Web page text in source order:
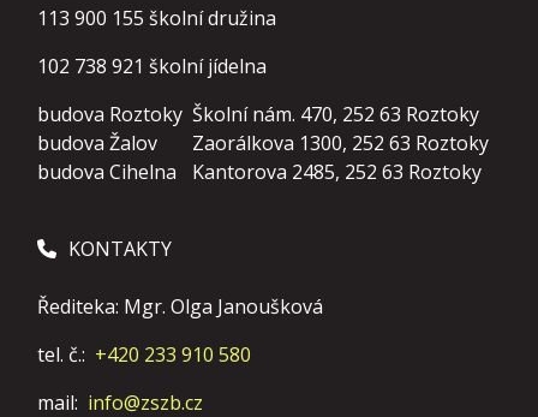
113 900 155 školní družina
102 738 921 školní jídelna
budova Roztoky Školní nám. 470, 252 63 Roztoky
budova Žalov
Zaorálkova 1300, 252 63 Roztoky
budova Cihelna
Kantorova 2485, 252 63 Roztoky
KONTAKTY
Řediteka: Mgr. Olga Janoušková
tel. č.: +420 233 910 580
mail: info@zszb.cz